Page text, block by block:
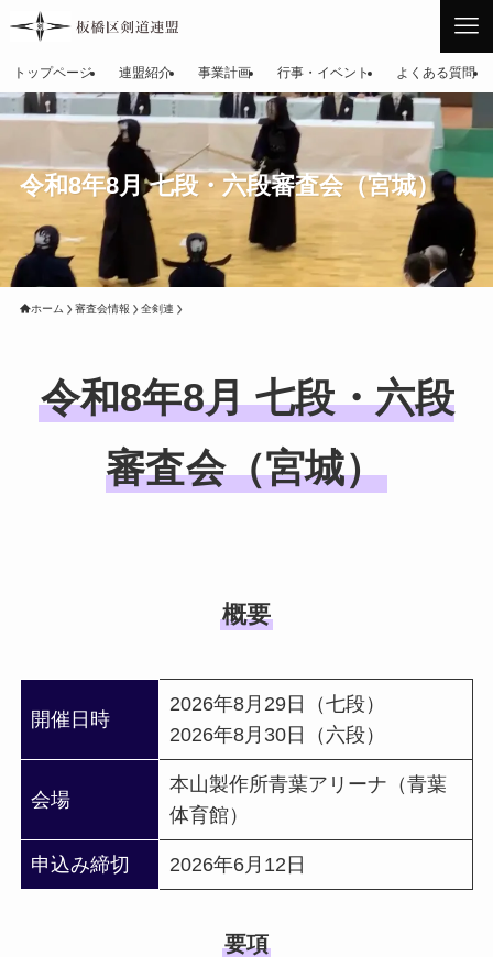
トップページ 連盟紹介 事業計画 行事・イベント よくある質問
令和8年8月 七段・六段審査会（宮城）
ホーム 審査会情報 全剣連
令和8年8月 七段・六段
審査会（宮城）
概要
開催日時
2026年8月29日（七段）
2026年8月30日（六段）
会場
本山製作所青葉アリーナ（青葉
体育館）
申込み締切 2026年6月12日
要項